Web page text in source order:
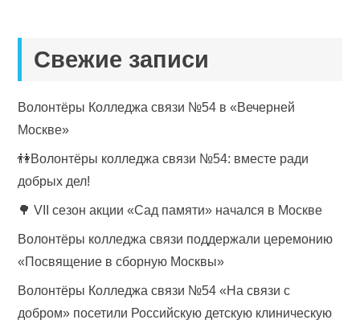
Свежие записи
Волонтёры Колледжа связи №54 в «Вечерней
Москве»
👫Волонтёры колледжа связи №54: вместе ради
добрых дел!
🌳 VII сезон акции «Сад памяти» начался в Москве
Волонтёры колледжа связи поддержали церемонию
«Посвящение в сборную Москвы»
Волонтёры Колледжа связи №54 «На связи с
добром» посетили Российскую детскую клиническую